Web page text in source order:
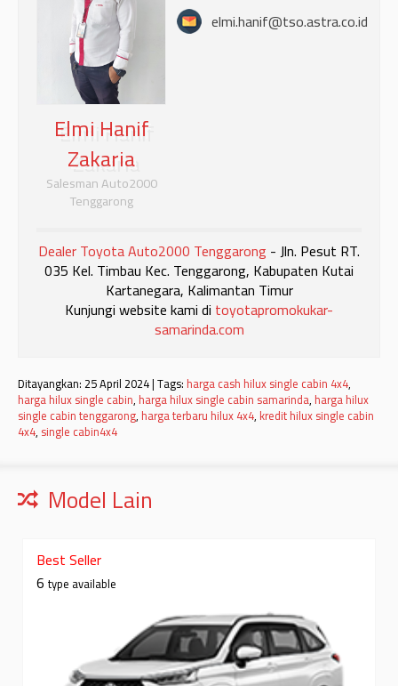
Elmi Hanif
Zakaria
Salesman Auto2000
Tenggarong
elmi.hanif@tso.astra.co.id
Dealer Toyota Auto2000 Tenggarong - Jln. Pesut RT.
035 Kel. Timbau Kec. Tenggarong, Kabupaten Kutai
Kartanegara, Kalimantan Timur
Kunjungi website kami di toyotapromokukar-
samarinda.com
Ditayangkan: 25 April 2024 | Tags: harga cash hilux single cabin 4x4,
harga hilux single cabin, harga hilux single cabin samarinda, harga hilux
single cabin tenggarong, harga terbaru hilux 4x4, kredit hilux single cabin
4x4, single cabin4x4
Model Lain
Best Seller
6 type available